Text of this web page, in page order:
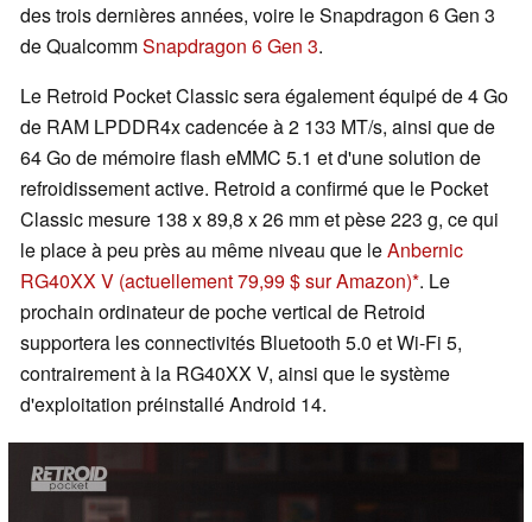
des trois dernières années, voire le Snapdragon 6 Gen 3
de QualcommSnapdragon 6 Gen 3.
Le Retroid Pocket Classic sera également équipé de 4 Go
de RAM LPDDR4x cadencée à 2 133 MT/s, ainsi que de
64 Go de mémoire flash eMMC 5.1 et d'une solution de
refroidissement active. Retroid a confirmé que le Pocket
Classic mesure 138 x 89,8 x 26 mm et pèse 223 g, ce qui
le place à peu près au même niveau que leAnbernic
RG40XX V (actuellement 79,99 $ sur Amazon) . Le
prochain ordinateur de poche vertical de Retroid
supportera les connectivités Bluetooth 5.0 et Wi-Fi 5,
contrairement à la RG40XX V, ainsi que le système
d'exploitation préinstallé Android 14.